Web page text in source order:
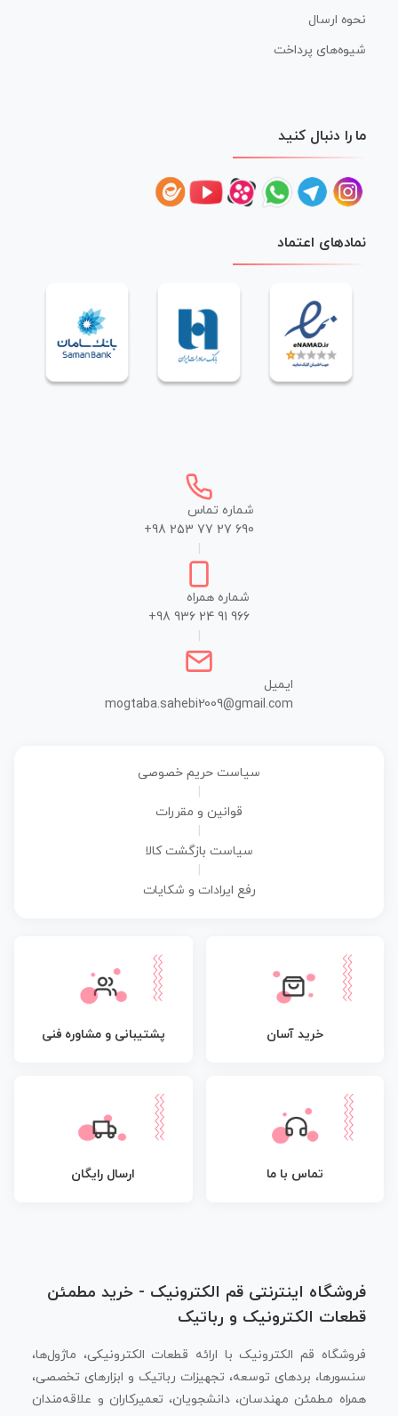
نحوه ارسال
شیوه‌های پرداخت
ما را دنبال کنید
نمادهای اعتماد
شماره تماس
+98 253 77 27 690
شماره همراه
+98 936 24 91 966
ایمیل
mogtaba.sahebi2009@gmail.com
سیاست حریم خصوصی
قوانین و مقررات
سیاست بازگشت کالا
رفع ایرادات و شکایات
خرید آسان پشتیبانی و مشاوره فنی
تماس با ما ارسال رایگان
فروشگاه اینترنتی قم الکترونیک - خرید مطمئن
قطعات الکترونیک و رباتیک
فروشگاه قم الکترونیک با ارائه قطعات الکترونیکی، ماژول‌ها،
سنسورها، بردهای توسعه، تجهیزات رباتیک و ابزارهای تخصصی،
همراه مطمئن مهندسان، دانشجویان، تعمیرکاران و علاقه‌مندان